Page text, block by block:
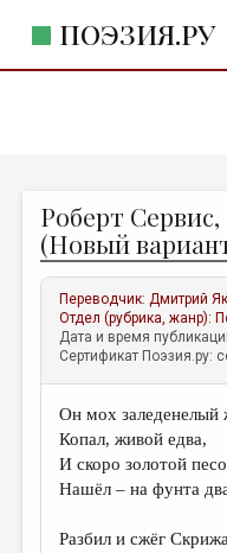
ПОЭЗИЯ.РУ
ЖАНРЫ
АВТОРЫ
КОММЕНТАРИИ
ЛИТСАЛОН
ПРАВИЛА САЙТА
ОТДЕЛЫ И РУБРИКИ
Роберт
(Новый
Переводчик:Дмитрий
Отдел (рубрика, жанр):
Дата и время
Сертификат Поэзия.ру:
Он мох заледенелый
Копал, живой едва,
И скоро золотой
Нашёл – на фунта
Разбил и сжёг